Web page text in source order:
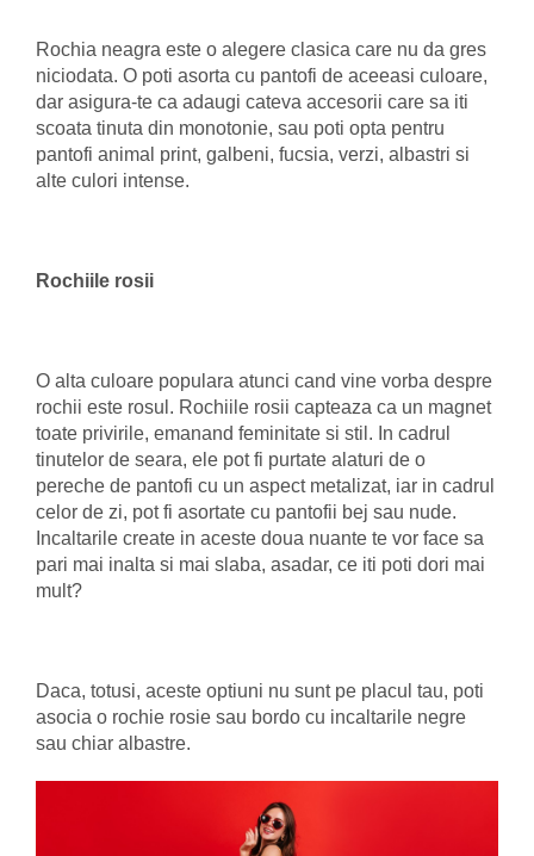
Rochia neagra este o alegere clasica care nu da gres
niciodata. O poti asorta cu pantofi de aceeasi culoare,
dar asigura-te ca adaugi cateva accesorii care sa iti
scoata tinuta din monotonie, sau poti opta pentru
pantofi animal print, galbeni, fucsia, verzi, albastri si
alte culori intense.
Rochiile rosii
O alta culoare populara atunci cand vine vorba despre
rochii este rosul. Rochiile rosii capteaza ca un magnet
toate privirile, emanand feminitate si stil. In cadrul
tinutelor de seara, ele pot fi purtate alaturi de o
pereche de pantofi cu un aspect metalizat, iar in cadrul
celor de zi, pot fi asortate cu pantofii bej sau nude.
Incaltarile create in aceste doua nuante te vor face sa
pari mai inalta si mai slaba, asadar, ce iti poti dori mai
mult?
Daca, totusi, aceste optiuni nu sunt pe placul tau, poti
asocia o rochie rosie sau bordo cu incaltarile negre
sau chiar albastre.